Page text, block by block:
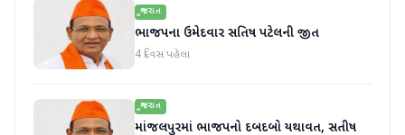
ગુજરાત
ભાજપના ઉમેદવાર સતિષ પટેલની જીત
4 દિવસ પહેલા
ગુજરાત
માંજલપુરમાં ભાજપનો દબદબો યથાવત, સતીષ